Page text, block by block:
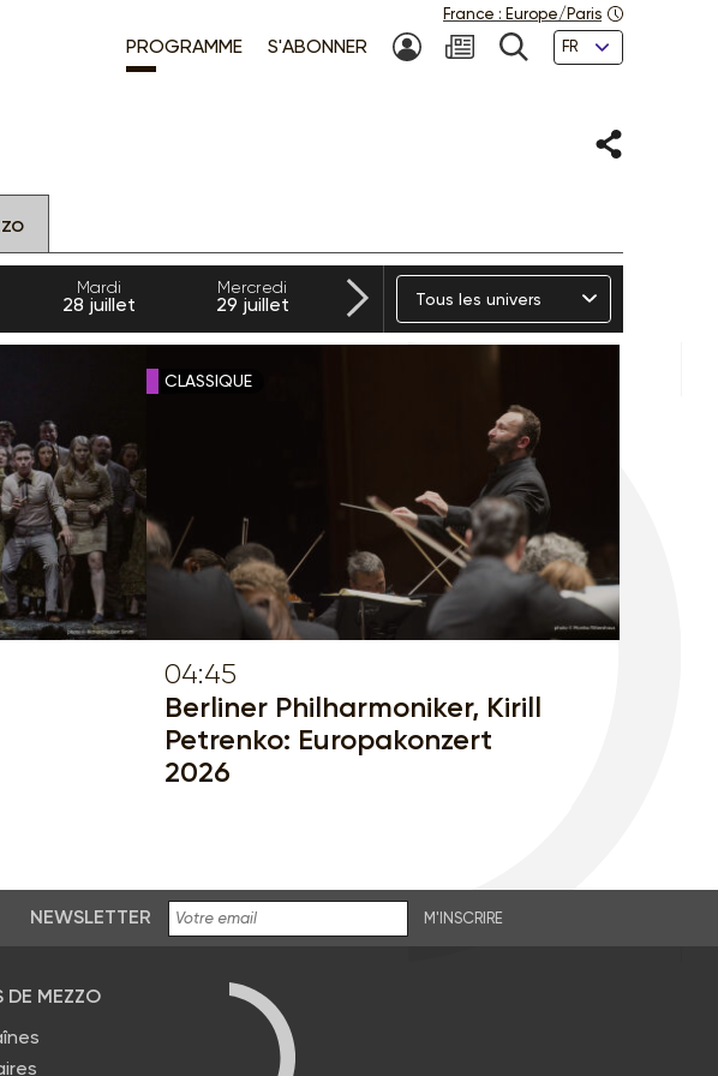
PROGRAMME S'ABONNER MON COMPTE
NEWSLETTER
RECHERCHE
Langues
France : Europe/Paris
Partager
Suivant
Mardi
28 juillet
Mercredi
29 juillet
Jeudi
juillet 31 juillet
Univers
CLASSIQUE
04:45
Berliner Philharmoniker, Kirill
Petrenko: Europakonzert
2026
NEWSLETTER M'INSCRIRE
DE MEZZO